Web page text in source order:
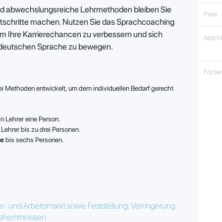
abwechslungsreiche Lehrmethoden bleiben Sie
machen. Nutzen Sie das Sprachcoaching
Ihre Karrierechancen zu verbessern und sich
Sprache zu bewegen.
Methoden entwickelt, um dem individuellen Bedarf gerecht
Lehrer eine Person.
bis zu drei Personen.
bis sechs Personen.
und Arbeitsmarkt sowie Feststellung, Verringerung
Preis